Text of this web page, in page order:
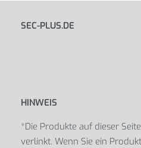
SEC-PLUS.DE
HINWEIS
*Die Produkte auf dieser
verlinkt. Wenn Sie ein